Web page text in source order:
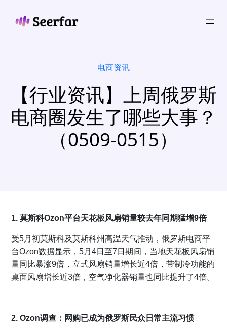
电商资讯
【行业资讯】上周俄罗斯
电商圈发生了哪些大事？
（0509-0515）
1. 莫斯科Ozon平台天花板风扇销量较去年同期猛增9倍
受5月初莫斯科及莫斯科州高温天气推动，俄罗斯电商平
台Ozon数据显示，5月4日至7日期间，当地天花板风扇销
量同比暴涨9倍，立式风扇销量增长近4倍，带制冷功能的
桌面风扇增长近3倍，空气净化器销量也同比提升了4倍。
2. Ozon调查：网购已成为俄罗斯民众日常主流习惯